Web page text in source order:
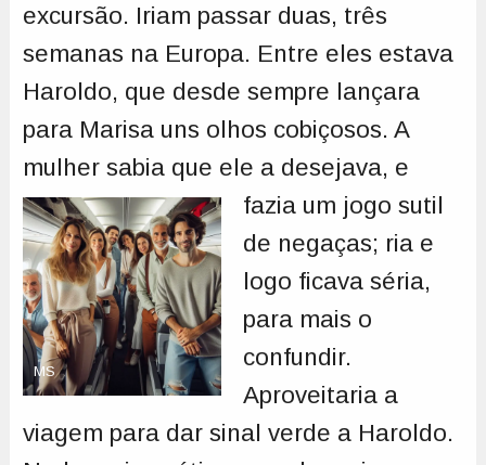
excursão. Iriam passar duas, três
semanas na Europa. Entre eles estava
Haroldo, que desde sempre lançara
para Marisa uns olhos cobiçosos. A
mulher sabia que ele a desejava,
MS
e
fazia um jogo sutil
de negaças; ria e
logo ficava séria,
para mais o
confundir.
Aproveitaria a
viagem para dar sinal verde a Haroldo.